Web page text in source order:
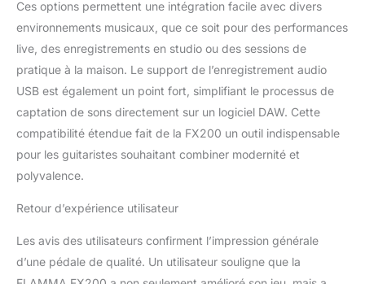
Ces options permettent une intégration facile avec divers
environnements musicaux, que ce soit pour des performances
live, des enregistrements en studio ou des sessions de
pratique à la maison. Le support de l’enregistrement audio
USB est également un point fort, simplifiant le processus de
captation de sons directement sur un logiciel DAW. Cette
compatibilité étendue fait de la FX200 un outil indispensable
pour les guitaristes souhaitant combiner modernité et
polyvalence.
Retour d’expérience utilisateur
Les avis des utilisateurs confirment l’impression générale
d’une pédale de qualité. Un utilisateur souligne que la